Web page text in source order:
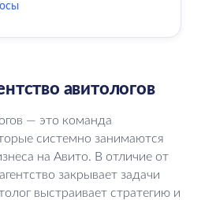
авитологов
— это команда
системно занимаются
на Авито. В отличие от
закрывает задачи
выстраивает стратегию и